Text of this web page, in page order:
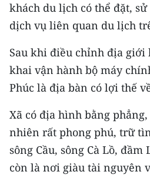
Trung du và miền núi phía
Đồng bằng sông Hồng
Bắc Trung Bộ
Duyên hải Nam Trung Bộ và
Nguyên
Đông Nam Bộ
Đồng bằng sông Cửu Long
khách du lịch có thể đặt,
dịch vụ liên quan du lịch
Sau khi điều chỉnh địa
khai vận hành bộ máy
Phúc là địa bàn có lợi thế
Xã có địa hình bằng
nhiên rất phong phú, trữ
sông Cầu, sông Cà Lồ,
còn là nơi giàu tài nguyên